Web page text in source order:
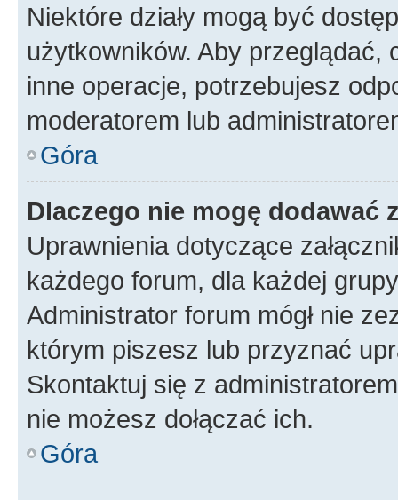
Niektóre działy mogą być
użytkowników. Aby
inne operacje, potrzebujesz
moderatorem lub
Góra
Dlaczego nie mogę dodawać
Uprawnienia dotyczące
każdego forum, dla każdej
Administrator forum mógł nie
którym piszesz lub przyznać
Skontaktuj się z
nie możesz dołączać ich.
Góra